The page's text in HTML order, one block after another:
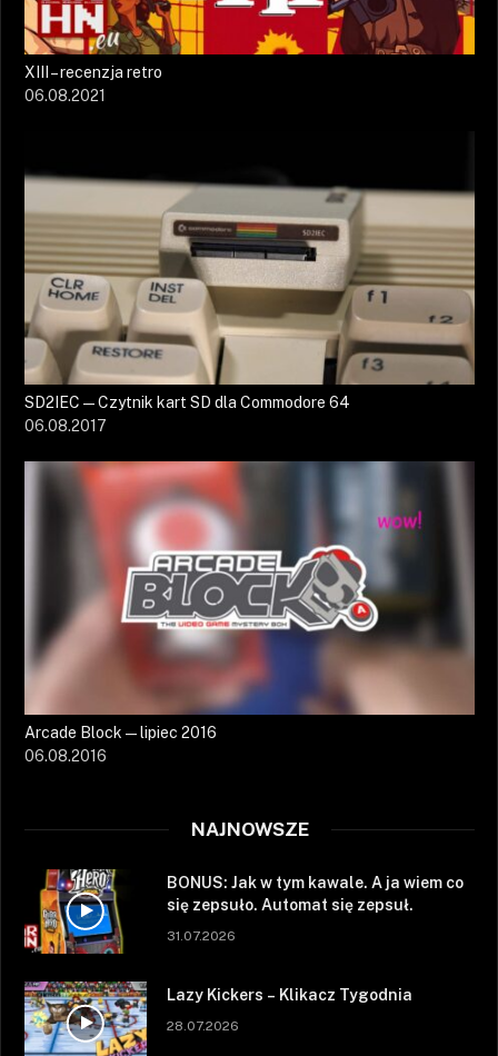
XIII – recenzja retro
06.08.2021
SD2IEC — Czytnik kart SD dla Commodore 64
06.08.2017
Arcade Block — lipiec 2016
06.08.2016
NAJNOWSZE
BONUS: Jak w tym kawale. A ja wiem co
się zepsuło. Automat się zepsuł.
31.07.2026
Lazy Kickers – Klikacz Tygodnia
28.07.2026